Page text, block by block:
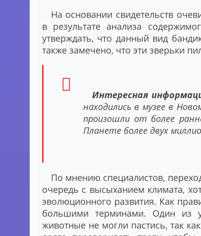
На основании свидетельств
в результате анализа
утверждать, что данный вид
также замечено, что эти зверьки
Интересная
находились в музее в
произошли от более
Планете более двух
По мнению специалистов,
очередь с высыханием климата,
эволюционного развития. Как
большими терминами. Один из
животные не могли пастись, так